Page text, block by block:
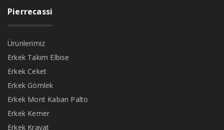
Pierrecassi
Ürünlerimiz
Erkek Takım Elbise
Erkek Ceket
Erkek Gömlek
Erkek Mont Kaban Palto
Erkek Kemer
Erkek Kravat